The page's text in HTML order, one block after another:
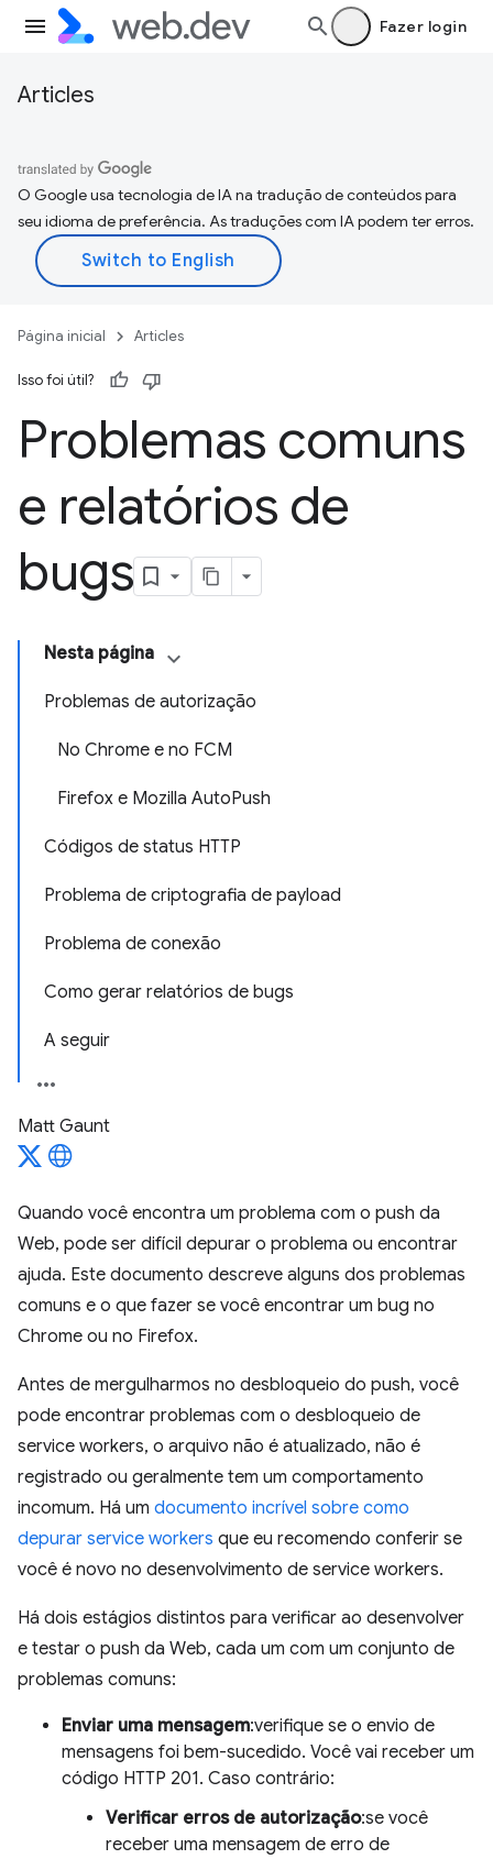
Fazer login
Articles
O Google usa tecnologia de IA na tradução de conteúdos para
seu idioma de preferência. As traduções com IA podem ter erros.
Página inicial Articles
Isso foi útil?
Problemas comuns
e relatórios de
bugs
Nesta página
Problemas de autorização
No Chrome e no FCM
Firefox e Mozilla AutoPush
Códigos de status HTTP
Problema de criptografia de payload
Problema de conexão
Como gerar relatórios de bugs
A seguir
Matt Gaunt
Quando você encontra um problema com o push da
Web, pode ser difícil depurar o problema ou encontrar
ajuda. Este documento descreve alguns dos problemas
comuns e o que fazer se você encontrar um bug no
Chrome ou no Firefox.
Antes de mergulharmos no desbloqueio do push, você
pode encontrar problemas com o desbloqueio de
service workers, o arquivo não é atualizado, não é
registrado ou geralmente tem um comportamento
incomum. Há um documento incrível sobre como
depurar service workers que eu recomendo conferir se
você é novo no desenvolvimento de service workers.
Há dois estágios distintos para verificar ao desenvolver
e testar o push da Web, cada um com um conjunto de
problemas comuns:
Enviar uma mensagem:verifique se o envio de
mensagens foi bem-sucedido. Você vai receber um
código HTTP 201. Caso contrário:
Verificar erros de autorização:se você
receber uma mensagem de erro de